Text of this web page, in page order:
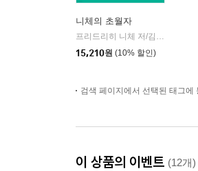
니체의 초월자
프리드리히 니체 저/김철 편역
15,210원 (10% 할인)
검색 페이지에서 선택된 태그에
이 상품의 이벤트 (12개)